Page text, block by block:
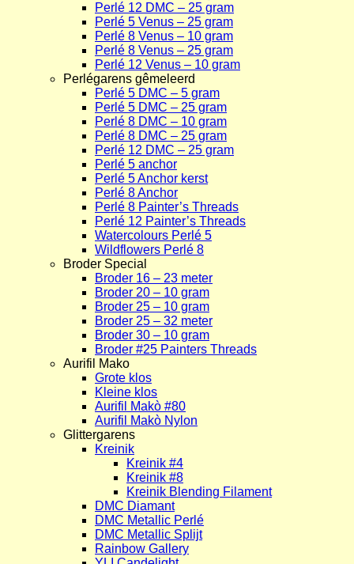
Perlé 12 DMC – 25 gram
Perlé 5 Venus – 25 gram
Perlé 8 Venus – 10 gram
Perlé 8 Venus – 25 gram
Perlé 12 Venus – 10 gram
Perlégarens gêmeleerd
Perlé 5 DMC – 5 gram
Perlé 5 DMC – 25 gram
Perlé 8 DMC – 10 gram
Perlé 8 DMC – 25 gram
Perlé 12 DMC – 25 gram
Perlé 5 anchor
Perlé 5 Anchor kerst
Perlé 8 Anchor
Perlé 8 Painter’s Threads
Perlé 12 Painter’s Threads
Watercolours Perlé 5
Wildflowers Perlé 8
Broder Special
Broder 16 – 23 meter
Broder 20 – 10 gram
Broder 25 – 10 gram
Broder 25 – 32 meter
Broder 30 – 10 gram
Broder #25 Painters Threads
Aurifil Mako
Grote klos
Kleine klos
Aurifil Makò #80
Aurifil Makò Nylon
Glittergarens
Kreinik
Kreinik #4
Kreinik #8
Kreinik Blending Filament
DMC Diamant
DMC Metallic Perlé
DMC Metallic Splijt
Rainbow Gallery